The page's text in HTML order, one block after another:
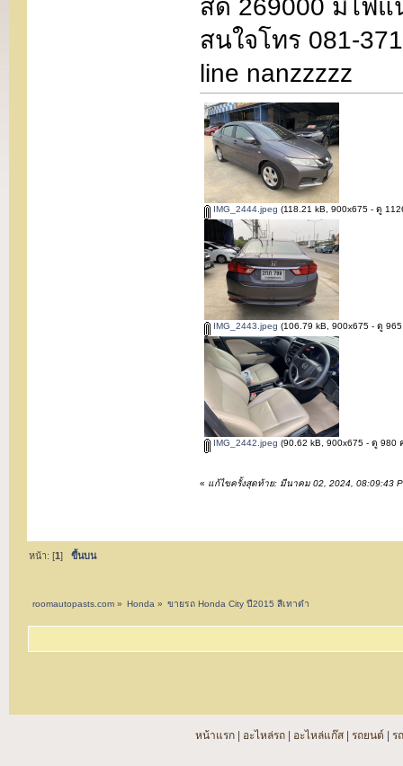
สด 269000 มีไฟแ
สนใจโทร 081-
line nanzzzzz
IMG_2444.jpeg (118.21 kB, 900x675 - ดู
IMG_2443.jpeg (106.79 kB, 900x675 - ดู 965
IMG_2442.jpeg (90.62 kB, 900x675 - ดู 980
« แก้ไขครั้งสุดท้าย: มีนาคม 02, 2024, 08:09:43
หน้า: [1 ] ขึ้นบน
roomautopasts.com» Honda » ขายรถ Honda City ปี2015 สีเทาดำ
หน้าแรก อะไหล่รถ อะไหล่แก๊ส รถยนต์ ร